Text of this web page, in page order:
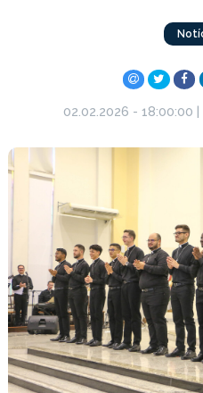
02.02.2026 - 18:00:00